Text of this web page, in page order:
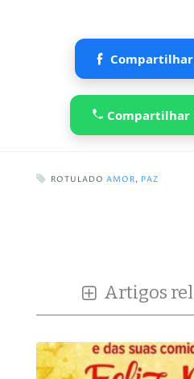
Compartilhar
Compartilhar
ROTULADO AMOR, PAZ
Artigos